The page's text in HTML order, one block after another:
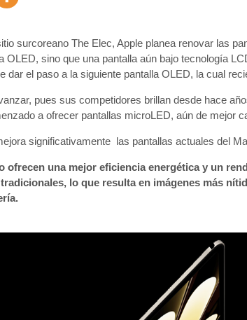
surcoreano The Elec, Apple planea renovar las
OLED, sino que una pantalla aún bajo tecnología
dar el paso a la siguiente pantalla OLED, la cual
pues sus competidores brillan desde hace
a ofrecer pantallas microLED, aún de mejor
significativamente las pantallas actuales del
ofrecen una mejor eficiencia energética y un
lo que resulta en imágenes más